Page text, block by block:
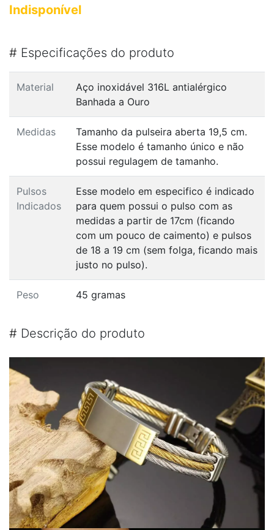
Indisponível
# Especificações do produto
Material
Aço inoxidável 316L antialérgico
Banhada a Ouro
Medidas
Tamanho da pulseira aberta 19,5 cm.
Esse modelo é tamanho único e não
possui regulagem de tamanho.
Pulsos
Indicados
Esse modelo em especifico é indicado
para quem possui o pulso com as
medidas a partir de 17cm (ficando
com um pouco de caimento) e pulsos
de 18 a 19 cm (sem folga, ficando mais
justo no pulso).
Peso 45 gramas
# Descrição do produto